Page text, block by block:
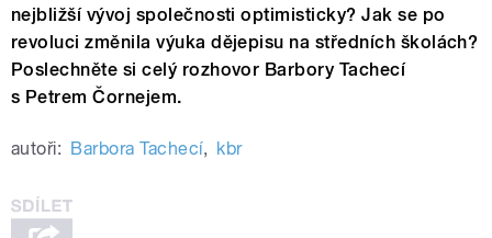
nejbližší vývoj společnosti optimisticky? Jak se po
revoluci změnila výuka dějepisu na středních školách?
Poslechněte si celý rozhovor Barbory Tachecí
s Petrem Čornejem.
autoři: Barbora Tachecí, kbr